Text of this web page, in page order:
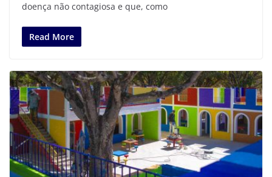
doença não contagiosa e que, como
Read More